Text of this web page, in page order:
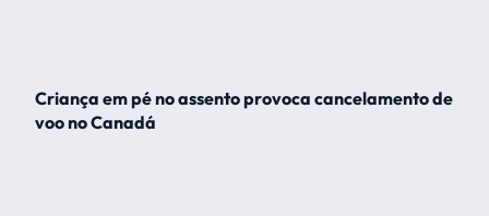
Criança em pé no assento provoca cancelamento de
voo no Canadá